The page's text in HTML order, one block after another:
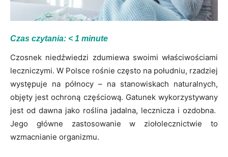
Czas czytania: < 1 minute
Czosnek niedźwiedzi zdumiewa swoimi właściwościami
leczniczymi. W Polsce rośnie często na południu, rzadziej
występuje na północy – na stanowiskach naturalnych,
objęty jest ochroną częściową. Gatunek wykorzystywany
jest od dawna jako roślina jadalna, lecznicza i ozdobna.
Jego główne zastosowanie w ziołolecznictwie to
wzmacnianie organizmu.